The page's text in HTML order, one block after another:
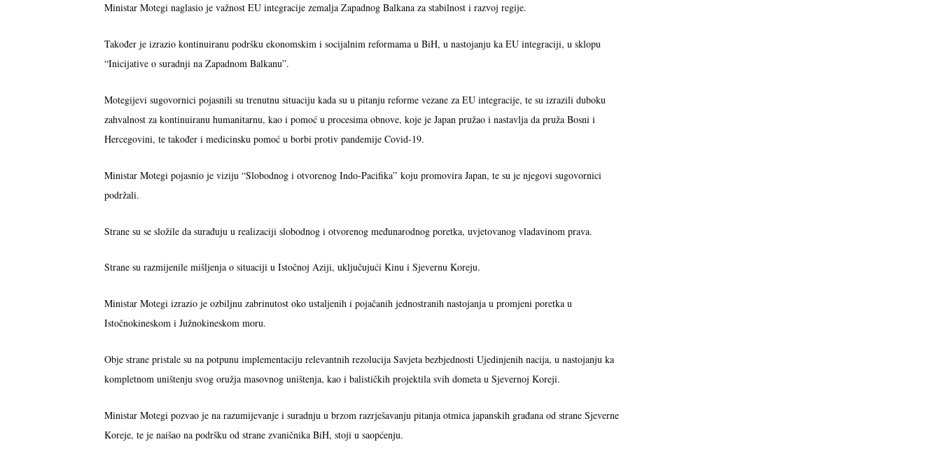
Ministar Motegi naglasio je važnost EU integracije zemalja Zapadnog Balkana za stabilnost i razvoj regije.
Također je izrazio kontinuiranu podršku ekonomskim i socijalnim reformama u BiH, u nastojanju ka EU integraciji, u sklopu
“Inicijative o suradnji na Zapadnom Balkanu”.
Motegijevi sugovornici pojasnili su trenutnu situaciju kada su u pitanju reforme vezane za EU integracije, te su izrazili duboku
zahvalnost za kontinuiranu humanitarnu, kao i pomoć u procesima obnove, koje je Japan pružao i nastavlja da pruža Bosni i
Hercegovini, te također i medicinsku pomoć u borbi protiv pandemije Covid-19.
Ministar Motegi pojasnio je viziju “Slobodnog i otvorenog Indo-Pacifika” koju promovira Japan, te su je njegovi sugovornici
podržali.
Strane su se složile da surađuju u realizaciji slobodnog i otvorenog međunarodnog poretka, uvjetovanog vladavinom prava.
Strane su razmijenile mišljenja o situaciji u Istočnoj Aziji, uključujući Kinu i Sjevernu Koreju.
Ministar Motegi izrazio je ozbiljnu zabrinutost oko ustaljenih i pojačanih jednostranih nastojanja u promjeni poretka u
Istočnokineskom i Južnokineskom moru.
Obje strane pristale su na potpunu implementaciju relevantnih rezolucija Savjeta bezbjednosti Ujedinjenih nacija, u nastojanju ka
kompletnom uništenju svog oružja masovnog uništenja, kao i balističkih projektila svih dometa u Sjevernoj Koreji.
Ministar Motegi pozvao je na razumijevanje i suradnju u brzom razrješavanju pitanja otmica japanskih građana od strane Sjeverne
Koreje, te je naišao na podršku od strane zvaničnika BiH, stoji u saopćenju.